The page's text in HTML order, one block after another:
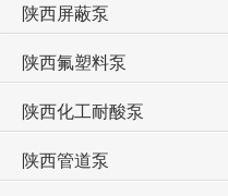
陕西屏蔽泵
陕西氟塑料泵
陕西化工耐酸泵
陕西管道泵